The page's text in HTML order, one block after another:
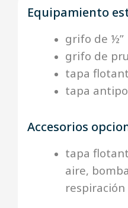
Equipamiento
grifo de ½”
grifo de
tapa
tapa
Accesorios
tapa
aire,
respiración